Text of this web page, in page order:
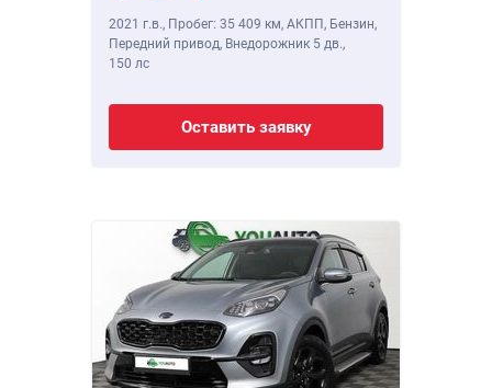
2021 г.в., Пробег: 35 409 км, АКПП, Бензин,
Передний привод, Внедорожник 5 дв.,
150 лс
Оставить заявку